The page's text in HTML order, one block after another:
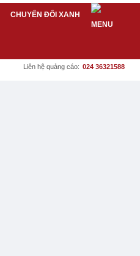
CHUYỂN ĐỔI XANH
Liên hệ quảng cáo: 024 36321588